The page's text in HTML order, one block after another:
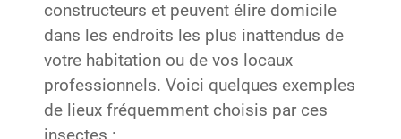
constructeurs et peuvent élire domicile
dans les endroits les plus inattendus de
votre habitation ou de vos locaux
professionnels. Voici quelques exemples
de lieux fréquemment choisis par ces